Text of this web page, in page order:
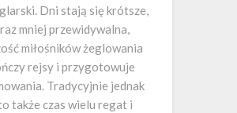
Dni stają się krótsze,
mniej przewidywalna,
miłośników żeglowania
rejsy i przygotowuje
Tradycyjnie jednak
także czas wielu regat i